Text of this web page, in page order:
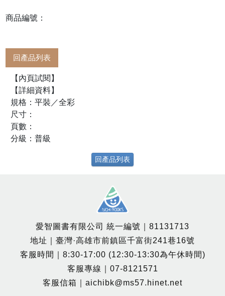
商品編號：
回產品列表
【內頁試閱】
【詳細資料】
規格：平裝／全彩
尺寸：
頁數：
分級：普級
回產品列表
愛智圖書有限公司 統一編號｜81131713
地址｜臺灣·高雄市前鎮區千富街241巷16號
客服時間｜8:30-17:00 (12:30-13:30為午休時間)
客服專線｜07-8121571
客服信箱｜aichibk@ms57.hinet.net